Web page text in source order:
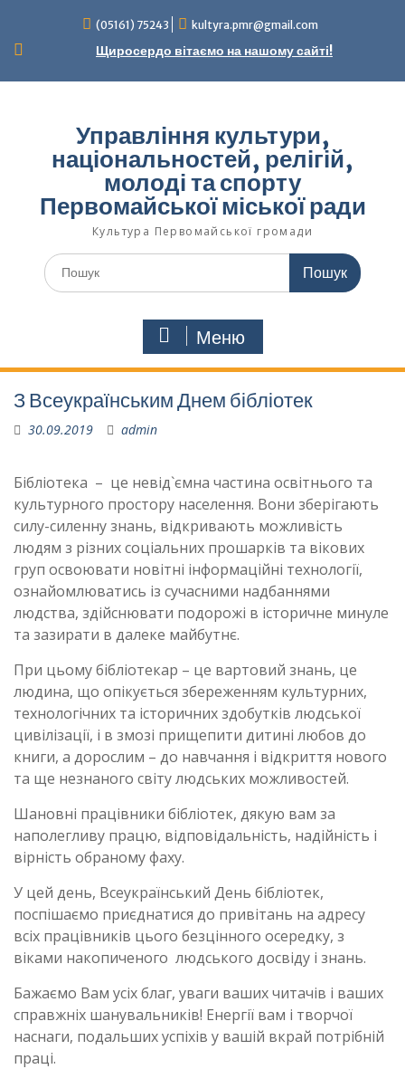
вмісту
(05161) 75243 kultyra.pmr@gmail.com
Щиросердо вітаємо на нашому сайті!
Управління культури,
національностей, релігій,
молоді та спорту
Первомайської міської ради
Культура Первомайcької громади
Шукати:
Меню
З Всеукраїнським Днем бібліотек
30.09.2019 admin
Бібліотека – це невід`ємна частина освітнього та
культурного простору населення. Вони зберігають
силу-силенну знань, відкривають можливість
людям з різних соціальних прошарків та вікових
груп освоювати новітні інформаційні технології,
ознайомлюватись із сучасними надбаннями
людства, здійснювати подорожі в історичне минуле
та зазирати в далеке майбутнє.
При цьому бібліотекар – це вартовий знань, це
людина, що опікується збереженням культурних,
технологічних та історичних здобутків людської
цивілізації, і в змозі прищепити дитині любов до
книги, а дорослим – до навчання і відкриття нового
та ще незнаного світу людських можливостей.
Шановні працівники бібліотек, дякую вам за
наполегливу працю, відповідальність, надійність і
вірність обраному фаху.
У цей день, Всеукраїнський День бібліотек,
поспішаємо приєднатися до привітань на адресу
всіх працівників цього безцінного осередку, з
віками накопиченого людського досвіду і знань.
Бажаємо Вам усіх благ, уваги ваших читачів і ваших
справжніх шанувальників! Енергії вам і творчої
наснаги, подальших успіхів у вашій вкрай потрібній
праці.